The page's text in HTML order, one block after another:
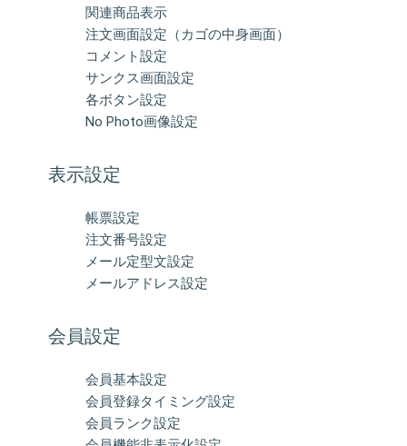
関連商品表示
注文画面設定（カゴの中身画面）
コメント設定
サンクス画面設定
各ボタン設定
No Photo画像設定
表示設定
帳票設定
注文番号設定
メール定型文設定
メールアドレス設定
会員設定
会員基本設定
会員登録タイミング設定
会員ランク設定